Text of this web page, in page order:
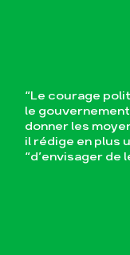
“Le courage
le
donner les
il rédige en plus
“d’envisager de